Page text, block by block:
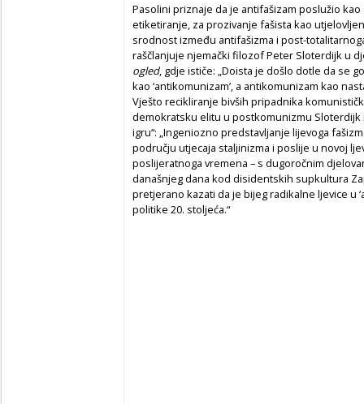
Pasolini priznaje da je antifašizam poslužio
etiketiranje, za prozivanje fašista kao
srodnost između antifašizma i post-
raščlanjuje njemački filozof Peter Sloterdijk u
ogled, gdje ističe: „Doista je došlo dotle da se
kao ‘antikomunizam’, a antikomunizam kao
Vješto recikliranje bivših pripadnika
demokratsku elitu u postkomunizmu
igru“: „Ingeniozno predstavljanje lijevoga
području utjecaja staljinizma i poslije u novoj
poslijeratnoga vremena – s dugoročnim
današnjeg dana kod disidentskih supkultura
pretjerano kazati da je bijeg radikalne ljevice u
politike 20. stoljeća.“